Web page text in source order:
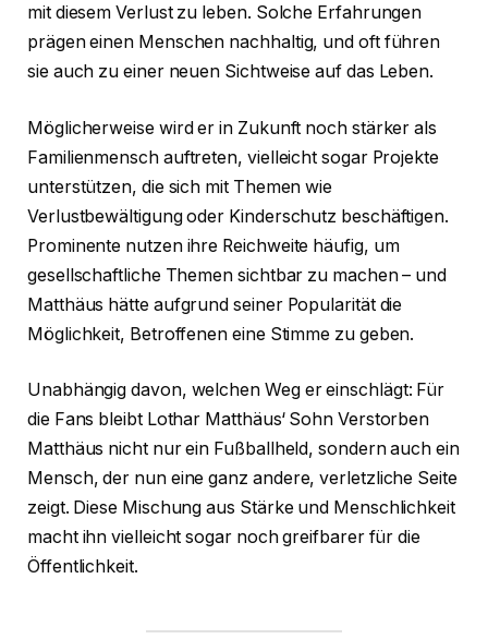
mit diesem Verlust zu leben. Solche Erfahrungen
prägen einen Menschen nachhaltig, und oft führen
sie auch zu einer neuen Sichtweise auf das Leben.
Möglicherweise wird er in Zukunft noch stärker als
Familienmensch auftreten, vielleicht sogar Projekte
unterstützen, die sich mit Themen wie
Verlustbewältigung oder Kinderschutz beschäftigen.
Prominente nutzen ihre Reichweite häufig, um
gesellschaftliche Themen sichtbar zu machen – und
Matthäus hätte aufgrund seiner Popularität die
Möglichkeit, Betroffenen eine Stimme zu geben.
Unabhängig davon, welchen Weg er einschlägt: Für
die Fans bleibt Lothar Matthäus‘ Sohn Verstorben
Matthäus nicht nur ein Fußballheld, sondern auch ein
Mensch, der nun eine ganz andere, verletzliche Seite
zeigt. Diese Mischung aus Stärke und Menschlichkeit
macht ihn vielleicht sogar noch greifbarer für die
Öffentlichkeit.